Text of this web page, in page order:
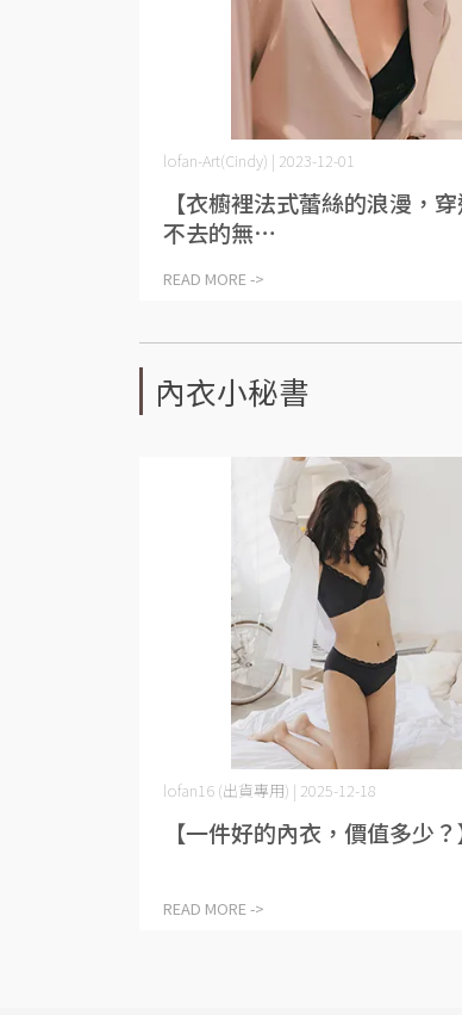
lofan-Art(Cindy) | 2023-12-01
【衣櫥裡法式蕾絲的浪漫，
不去的無⋯
READ MORE ->
內衣小秘書
lofan16 (出貨專用) | 2025-12-18
【一件好的內衣，價值多少？
READ MORE ->